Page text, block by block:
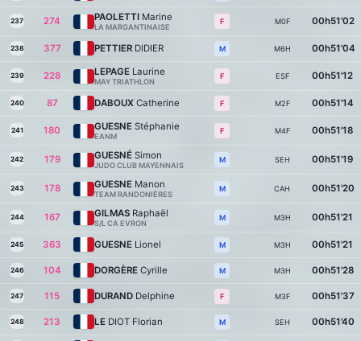
237 274 PAOLETTI Marine
LA MARGANTINAISE
F M0F 00h51'02
238 377 PETTIER DIDIER M M6H 00h51'04
239 228 LEPAGE Laurine
MAY TRIATHLON
F ESF 00h51'12
240 87 DABOUX Catherine F M2F 00h51'14
241 180 GUESNE Stéphanie
EANM
F M4F 00h51'18
242 179 GUESNÉ Simon
JUDO CLUB MAYENNAIS
M SEH 00h51'19
243 178 GUESNE Manon
TEAM RANDONIÈRES
M CAH 00h51'20
244 167 GILMAS Raphaël
S/L CA EVRON
M M3H 00h51'21
245 363 GUESNE Lionel M M3H 00h51'21
246 104 DORGÈRE Cyrille M M3H 00h51'28
247 115 DURAND Delphine F M3F 00h51'37
248 213 LE DIOT Florian M SEH 00h51'40